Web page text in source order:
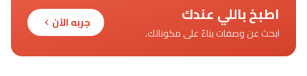
اطبخ باللي عندك
ابحث عن وصفات بناءً على مكوناتك.
جربه الآن